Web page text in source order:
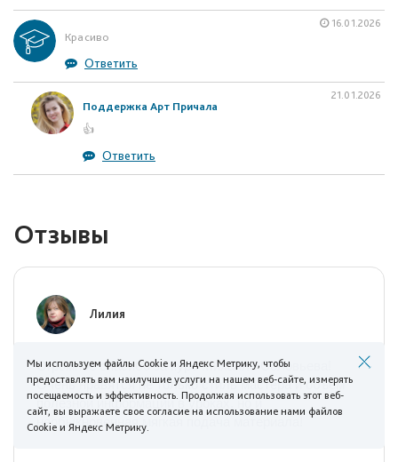
16.01.2026
Красиво
Ответить
21.01.2026
Поддержка Арт Причала
👍
Ответить
Отзывы
Лилия
Огромное спасибо за курс Михаила Соловьева!
Очень нравятся не только стиль мастера и объём
полезной информации в уроках, но и
необыкновенная мягкая подача материала!
Мы используем файлы Cookie и Яндекс Метрику, чтобы
предоставлять вам наилучшие услуги на нашем веб-сайте, измерять
посещаемость и эффективность. Продолжая использовать этот веб-
сайт, вы выражаете свое согласие на использование нами файлов
Cookie и Яндекс Метрику.